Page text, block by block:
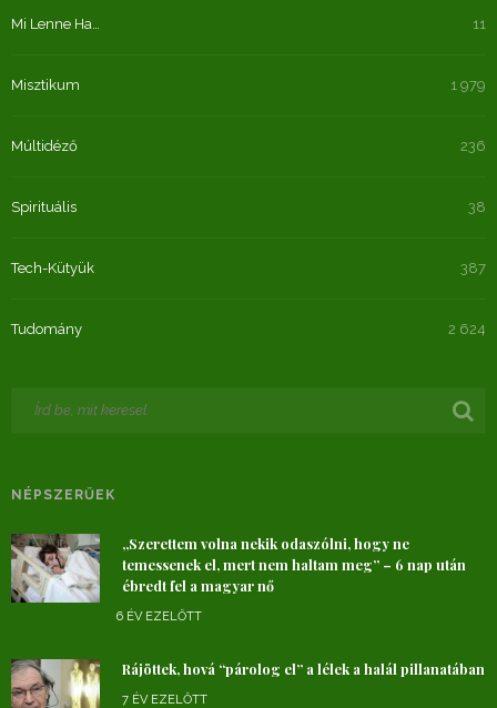
Mi Lenne Ha… 11
Misztikum 1 979
Múltidéző 236
Spirituális 38
Tech-Kütyük 387
Tudomány 2 624
NÉPSZERŰEK
„Szerettem volna nekik odaszólni, hogy ne
temessenek el, mert nem haltam meg” – 6 nap után
ébredt fel a magyar nő
6 ÉV EZELŐTT
Rájöttek, hová “párolog el” a lélek a halál pillanatában
7 ÉV EZELŐTT